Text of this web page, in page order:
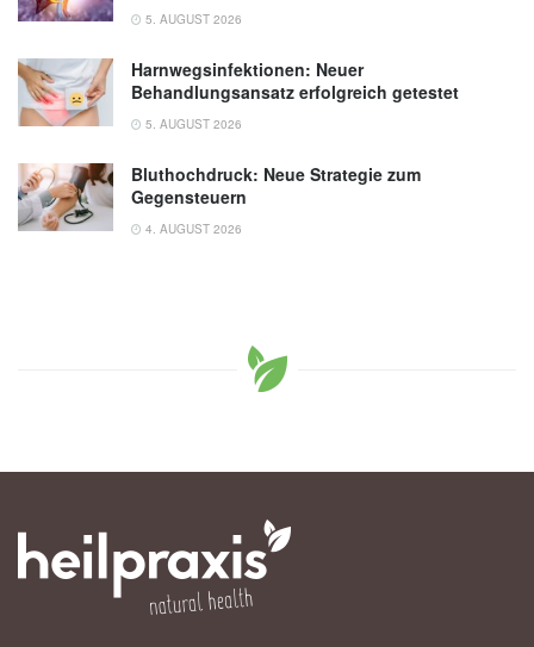
5. AUGUST 2026
Harnwegsinfektionen: Neuer
Behandlungsansatz erfolgreich getestet
5. AUGUST 2026
Bluthochdruck: Neue Strategie zum
Gegensteuern
4. AUGUST 2026